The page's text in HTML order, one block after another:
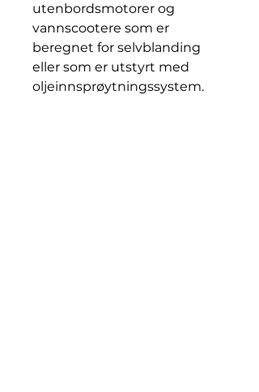
utenbordsmotorer og
vannscootere som er
beregnet for selvblanding
eller som er utstyrt med
oljeinnsprøytningssystem.